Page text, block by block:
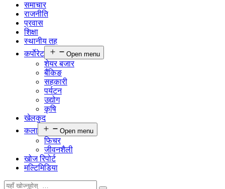
समाचार
राजनीति
प्रवास
शिक्षा
स्थानीय तह
कर्पाेरेट
Open menu
शेयर बजार
बैंकिङ
सहकारी
पर्यटन
उद्योग
कृषि
खेलकुद
कला
Open menu
फिचर
जीवनशैली
खोज रिपोर्ट
मल्टिमिडिया